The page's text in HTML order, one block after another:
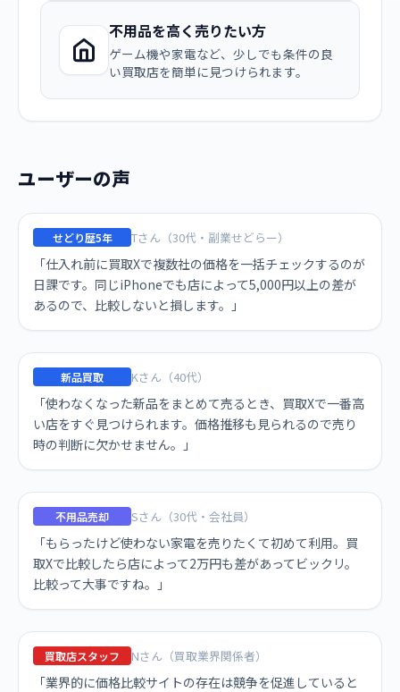
不用品を高く売りたい方
ゲーム機や家電など、少しでも条件の良
い買取店を簡単に見つけられます。
ユーザーの声
せどり歴5年 Tさん（30代・副業せどらー）
「仕入れ前に買取Xで複数社の価格を一括チェックするのが
日課です。同じiPhoneでも店によって5,000円以上の差が
あるので、比較しないと損します。」
新品買取 Kさん（40代）
「使わなくなった新品をまとめて売るとき、買取Xで一番高
い店をすぐ見つけられます。価格推移も見られるので売り
時の判断に欠かせません。」
不用品売却 Sさん（30代・会社員）
「もらったけど使わない家電を売りたくて初めて利用。買
取Xで比較したら店によって2万円も差があってビックリ。
比較って大事ですね。」
買取店スタッフ Nさん（買取業界関係者）
「業界的に価格比較サイトの存在は競争を促進していると